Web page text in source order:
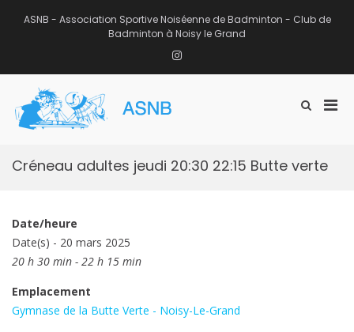
ASNB - Association Sportive Noiséenne de Badminton - Club de
Badminton à Noisy le Grand
Instagram
Afficher
recherche
Créneau adultes jeudi 20:30 22:15 Butte verte
Date/heure
Date(s) - 20 mars 2025
20 h 30 min - 22 h 15 min
Emplacement
Gymnase de la Butte Verte - Noisy-Le-Grand